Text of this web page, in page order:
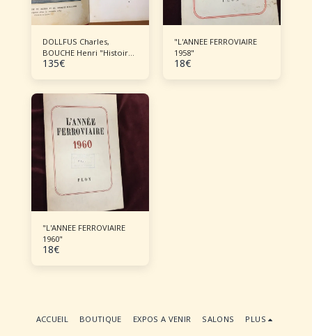
DOLLFUS Charles,
BOUCHE Henri "Histoire
de l'aéronautique"
135€
"L'ANNEE FERROVIAIRE
1958"
18€
"L'ANNEE FERROVIAIRE
1960"
18€
ACCUEIL BOUTIQUE EXPOS A VENIR SALONS PLUS